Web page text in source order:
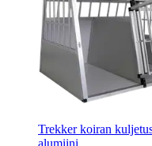
Trekker koiran